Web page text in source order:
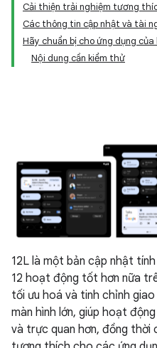
Cải thiện trải nghiệm tương
Các thông tin cập nhật và tài
Hãy chuẩn bị cho ứng dụng của
Nội dung cần kiểm thử
12L là một bản cập nhật
12 hoạt động tốt hơn nữa
tối ưu hoá và tinh chỉnh
màn hình lớn, giúp hoạt
và trực quan hơn, đồng thời